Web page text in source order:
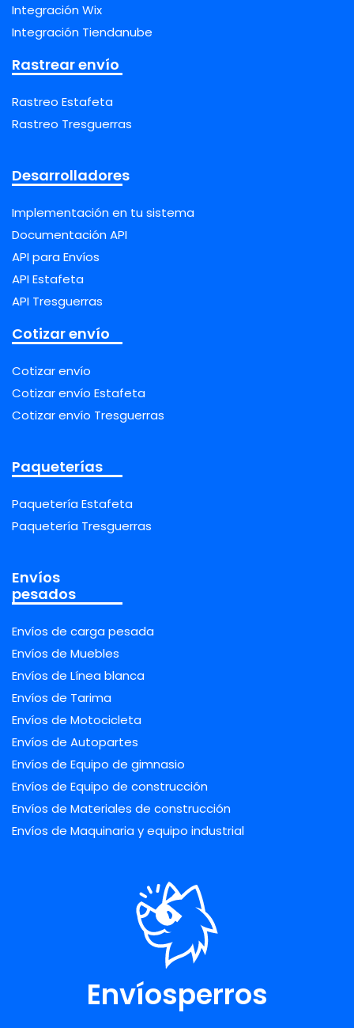
Integración Wix
Integración Tiendanube
Rastrear envío
Rastreo Estafeta
Rastreo Tresguerras
Desarrolladores
Implementación en tu sistema
Documentación API
API para Envíos
API Estafeta
API Tresguerras
Cotizar envío
Cotizar envío
Cotizar envío Estafeta
Cotizar envío Tresguerras
Paqueterías
Paquetería Estafeta
Paquetería Tresguerras
Envíos
pesados
Envíos de carga pesada
Envíos de Muebles
Envíos de Línea blanca
Envíos de Tarima
Envíos de Motocicleta
Envíos de Autopartes
Envíos de Equipo de gimnasio
Envíos de Equipo de construcción
Envíos de Materiales de construcción
Envíos de Maquinaria y equipo industrial
Envíosperros